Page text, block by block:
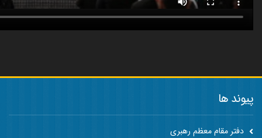
پیوند ها
دفتر مقام معظم رهبری